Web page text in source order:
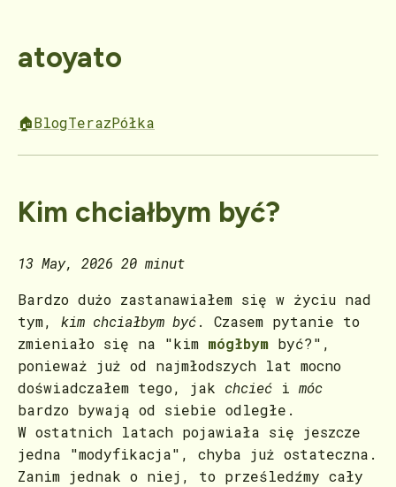
atoyato
🏠BlogTerazPółka
Kim chciałbym być?
13 May, 2026 20 minut
Bardzo dużo zastanawiałem się w życiu nad
tym, kim chciałbym być. Czasem pytanie to
zmieniało się na "kim mógłbym być?",
ponieważ już od najmłodszych lat mocno
doświadczałem tego, jak chcieć i móc
bardzo bywają od siebie odległe.
W ostatnich latach pojawiała się jeszcze
jedna "modyfikacja", chyba już ostateczna.
Zanim jednak o niej, to prześledźmy cały